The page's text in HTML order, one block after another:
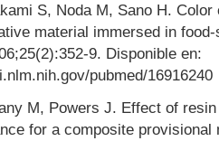
S, Noda M, Sano H.
material immersed in
9. Disponible en:
pubmed/16916240
M, Powers J. Effect of
for a composite